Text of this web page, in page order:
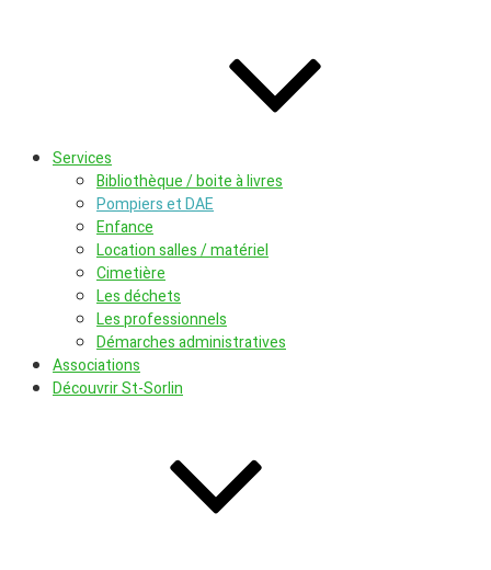
Services
Bibliothèque / boite à livres
Pompiers et DAE
Enfance
Location salles / matériel
Cimetière
Les déchets
Les professionnels
Démarches administratives
Associations
Découvrir St-Sorlin